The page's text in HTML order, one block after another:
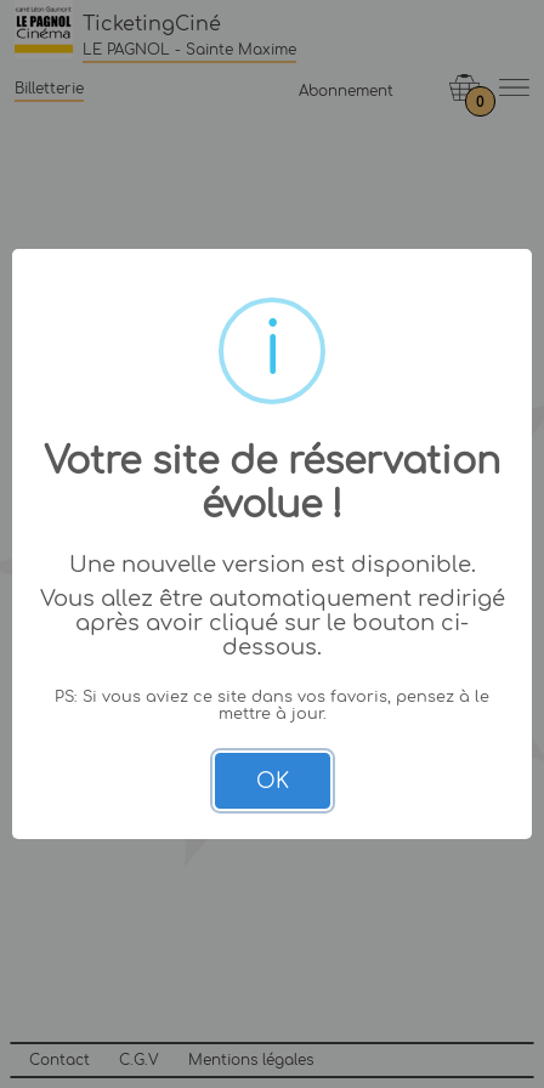
TicketingCiné
LE PAGNOL - Sainte Maxime
Billetterie Abonnement
0
Contact C.G.V Mentions légales
Votre site de réservation
évolue !
Une nouvelle version est disponible.
Vous allez être automatiquement redirigé
après avoir cliqué sur le bouton ci-
dessous.
PS: Si vous aviez ce site dans vos favoris, pensez à le
mettre à jour.
OK